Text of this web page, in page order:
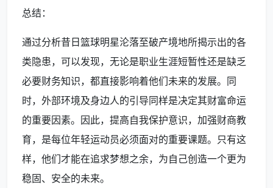
总结：
通过分析昔日篮球明星沦落至破产境地所揭示出的各
类隐患，可以发现，无论是职业生涯短暂性还是缺乏
必要财务知识，都直接影响着他们未来的发展。同
时，外部环境及身边人的引导同样是决定其财富命运
的重要因素。因此，提高自我保护意识，加强财商教
育，是每位年轻运动员必须面对的重要课题。只有这
样，他们才能在追求梦想之余，为自己创造一个更为
稳固、安全的未来。